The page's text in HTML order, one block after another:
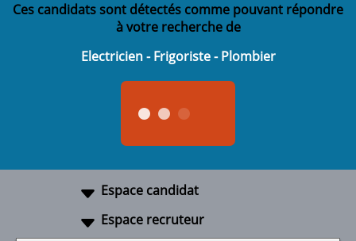
Ces candidats sont détectés comme pouvant répondre
à votre recherche de
Electricien - Frigoriste - Plombier
Espace candidat
Espace recruteur